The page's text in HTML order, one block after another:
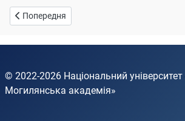
Попередня стаття: Костянтин Пономаренко
Попередня
© 2022-2026 Національний
Могилянська академія»